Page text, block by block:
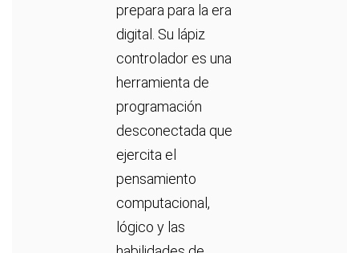
prepara para la era
digital. Su lápiz
controlador es una
herramienta de
programación
desconectada que
ejercita el
pensamiento
computacional,
lógico y las